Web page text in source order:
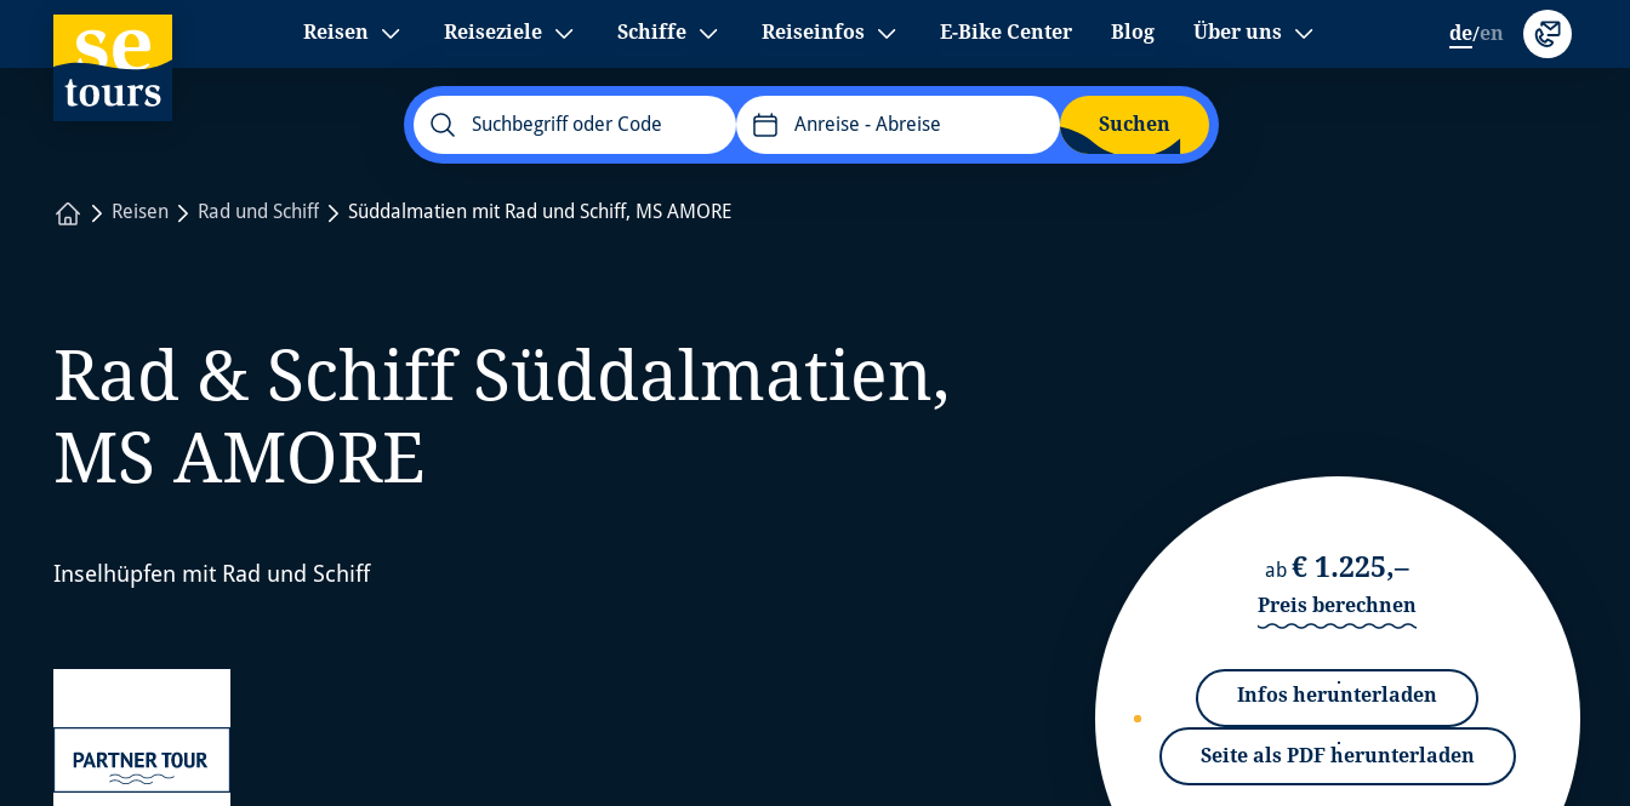
Reisen Reiseziele Schiffe Reiseinfos E-Bike Center Blog Über uns
Anreise - Abreise Suchen
de/en
StartseiteReisen Rad und Schiff Süddalmatien mit Rad und Schiff, MS AMORE
Rad & Schiff Süddalmatien,
MS AMORE
Inselhüpfen mit Rad und Schiff ab € 1.225,–
Preis berechnen
Infos herunterladen
Seite als PDF herunterladen